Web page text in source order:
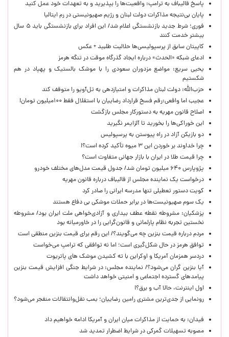
پاسخ قالیباف به ترامپ: واقعیت‌ها را بپذیرید و به تعهدات خود عمل کنید
پایان بی‌نتیجه مذاکرات دولت لبنان و رژیم صهیونیستی در رم ایتالیا
فوری؛ شرط جدید بازنشستگی اعلام شد/ این افراد برای بازنشستگی باید ۵ سال
بیشتر خدمت کنند
کاپیتان سابق از پرسپولیسی‌ها حلالیت طلبید + عکس
ادعای شبکه «الحدث» درباره ایجاد گذرگاه موقت در تنگه هرمز
یحیی سریع: مواضع مزدوران سعودی را با موشک بالستیک و پهپاد در هم
شکستیم
حزب‌الله: دولت لبنان مذاکرات و امتیازدهی به تل‌آویو را متوقف کند
عجیب اما واقعی:رقم فسخ قرارداد رضاییان با استقلال فقط ۱۰۰میلیون تومان!
اصلاح قانون مهریه به دستورکار مجلس بازگشت
این خوراکی‌ها را بخورید تا آلزایمر نگیرید
دو بازیکن آزاد در راه پیوستن به پرسپولیس
چرا خداوند بر خوردن این ۳ میوه تأکید کرده است؟!
چرا قیمت طلا در ایران با بازار جهانی متفاوت است؟
پژوپارس ۶۴۰ میلیون تومان شد/ جدول قیمت مدل‌های مختلف خودرو
درخواست یک نماینده مجلس از قالیباف درباره قانون مهریه
کویت دستور تعطیلی تنها مدرسه ایرانی را صادر کرد
یک‌ سوم صهیونیست‌ها در برابر حملات موشکی بی دفاع هستند
پزشکیان: مشروطه نقطه عطف بیداری و آزادی‌خواهی ملت ایران بود/ مشروطه
نخستین تجربه نظام پارلمانی و قانون‌گرایی را در خاورمیانه بود
مردم درباره قیمت بنزین چه می‌گویند؟/ این رقم برای قیمت بنزین منطقی است
توافق هرمز در حال شکل‌گیری است؛ اما نه توافقی که ترامپ می‌خواست
دردسر همزمان آمریکا و اوکراین با ته کشیدن موشک های پاتریوت
آیا بنزین گران می‌شود؟/ نماینده مجلس: در شرایط جنگی افزایش قیمت بنزین
پیامدهای گسترده اجتماعی و امنیتی خواهد داشت
اول اینترنت، حالا آب و برق؟!
رونمایی از جدی‌ترین مشتری رامین رضاییان؛ بمب نقل‌وانتقالات منفجر می‌شود؟
فیدان: به حمایت از مذاکرات میان ایران و آمریکا ادامه خواهیم داد
مصوبه تسهیلات گمرکی در شرایط اضطرار تمدید شد